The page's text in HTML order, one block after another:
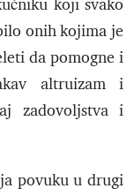
koji svako
onih kojima je
da pomogne i
altruizam i
zadovoljstva i
povuku u drugi